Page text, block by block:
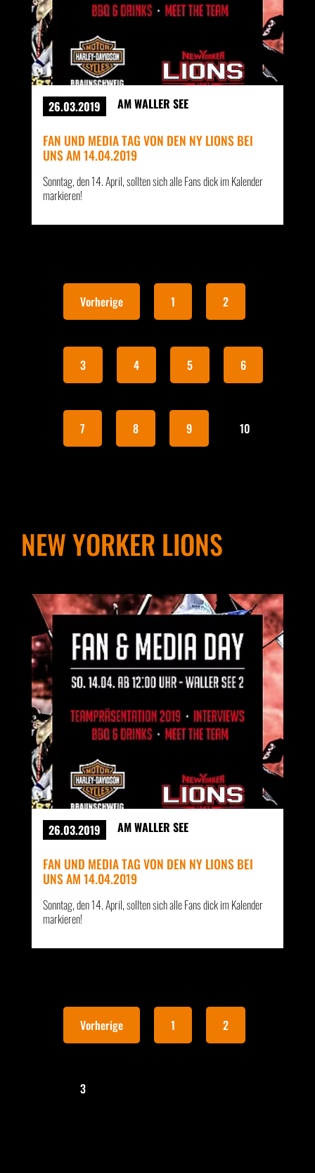
26.03.2019 AM WALLER SEE
FAN UND MEDIA TAG VON DEN NY LIONS BEI
UNS AM 14.04.2019
Sonntag, den 14. April, sollten sich alle Fans dick im Kalender
markieren!
Vorherige 1 2
3 4 5 6
7 8 9 10
NEW YORKER LIONS
26.03.2019 AM WALLER SEE
FAN UND MEDIA TAG VON DEN NY LIONS BEI
UNS AM 14.04.2019
Sonntag, den 14. April, sollten sich alle Fans dick im Kalender
markieren!
Vorherige 1 2
3